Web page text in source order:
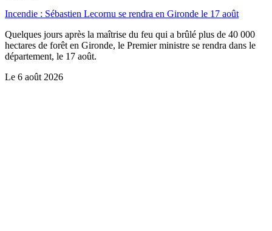
Incendie : Sébastien Lecornu se rendra en Gironde le 17 août
Quelques jours après la maîtrise du feu qui a brûlé plus de 40 000
hectares de forêt en Gironde, le Premier ministre se rendra dans le
département, le 17 août.
Le 6 août 2026